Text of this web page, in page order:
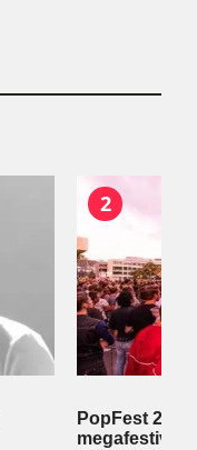
2
PopFest
megafestival